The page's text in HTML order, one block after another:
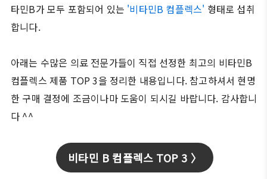
타민B가 모두 포함되어 있는 '비타민B 컴플렉스' 형태로 섭취
합니다.
아래는 수많은 의료 전문가들이 직접 선정한 최고의 비타민B
컴플렉스 제품 TOP 3을 정리한 내용입니다. 참고하셔서 현명
한 구매 결정에 조금이나마 도움이 되시길 바랍니다. 감사합니
다 ^^
비타민 B 컴플렉스 TOP 3 〉